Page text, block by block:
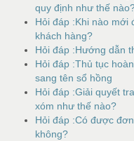
quy định như thế
Hỏi đáp :Khi nào mới
khách hàng?
Hỏi đáp :Hướng dẫn
Hỏi đáp :Thủ tục
sang tên sổ hồng
Hỏi đáp :Giải quyết
xóm như thế nào?
Hỏi đáp :Có được
không?